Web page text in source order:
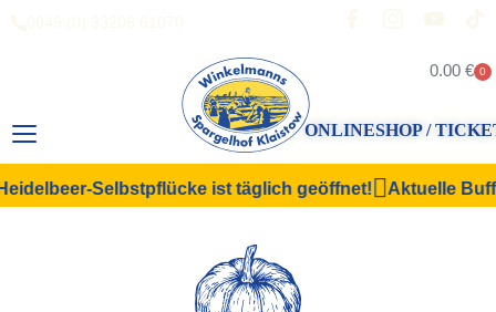
0.00 € 0
ONLINESHOP /
Selbstpflücke ist täglich geöffnet! Aktuelle